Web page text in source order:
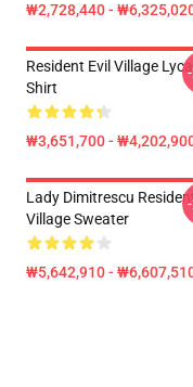
₩2,728,440 -
Resident Evil Village
Shirt
₩3,651,700 -
Lady Dimitrescu
Village Sweater
₩5,642,910 -